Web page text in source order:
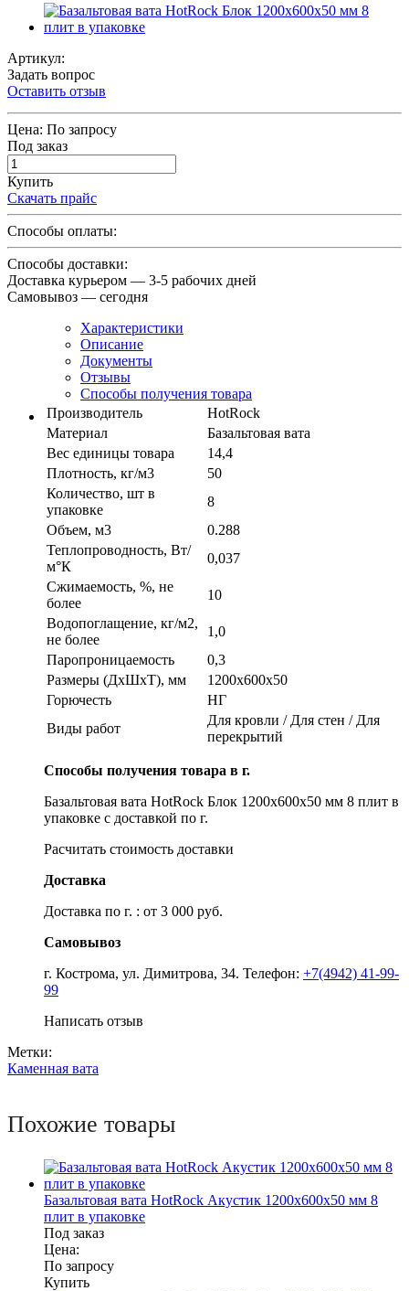
Артикул:
Задать вопрос
Оставить отзыв
Цена: По запросу
Под заказ
Купить
Скачать прайс
Способы оплаты:
Способы доставки:
Доставка курьером — 3-5 рабочих дней
Самовывоз — сегодня
Характеристики
Описание
Документы
Отзывы
Способы получения товара
Производитель
HotRock
Материал
Базальтовая вата
Вес единицы товара
14,4
Плотность, кг/м3
50
Количество, шт в
упаковке
8
Объем, м3
0.288
Теплопроводность, Вт/
м°К
0,037
Сжимаемость, %, не
более
10
Водопоглащение, кг/м2,
не более
1,0
Паропроницаемость
0,3
Размеры (ДхШхТ), мм
1200x600x50
Горючесть
НГ
Виды работ
Для кровли / Для стен / Для
перекрытий
Способы получения товара в г.
Базальтовая вата HotRock Блок 1200x600x50 мм 8 плит в
упаковке с доставкой по г.
Расчитать стоимость доставки
Доставка
Доставка по г. : от 3 000 руб.
Самовывоз
г. Кострома, ул. Димитрова, 34. Телефон: +7(4942) 41-99-
99
Написать отзыв
Метки:
Каменная вата
Похожие товары
Базальтовая вата HotRock Акустик 1200x600x50 мм 8
плит в упаковке
Под заказ
Цена:
По запросу
Купить